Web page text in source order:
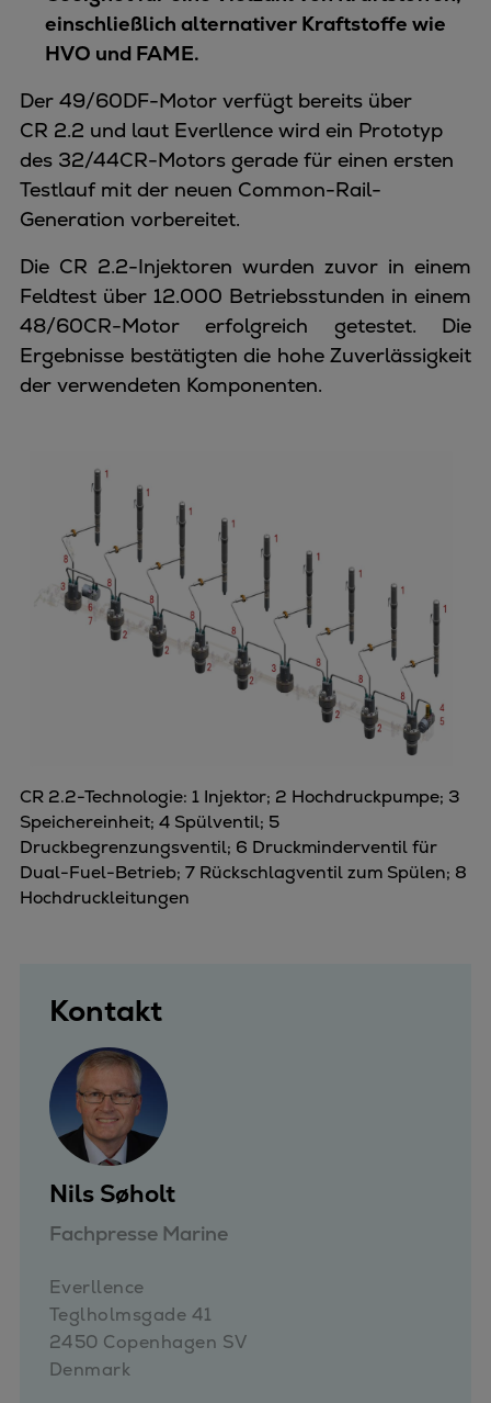
einschließlich alternativer Kraftstoffe wie
HVO und FAME.
Der 49/60DF-Motor verfügt bereits über
CR 2.2 und laut Everllence wird ein Prototyp
des 32/44CR-Motors gerade für einen ersten
Testlauf mit der neuen Common-Rail-
Generation vorbereitet.
Die CR 2.2-Injektoren wurden zuvor in einem
Feldtest über 12.000 Betriebsstunden in einem
48/60CR-Motor erfolgreich getestet. Die
Ergebnisse bestätigten die hohe Zuverlässigkeit
der verwendeten Komponenten.
CR 2.2-Technologie: 1 Injektor; 2 Hochdruckpumpe; 3
Speichereinheit; 4 Spülventil; 5
Druckbegrenzungsventil; 6 Druckminderventil für
Dual-Fuel-Betrieb; 7 Rückschlagventil zum Spülen; 8
Hochdruckleitungen
Kontakt
Nils Søholt
Fachpresse Marine
Everllence
Teglholmsgade 41
2450 Copenhagen SV
Denmark